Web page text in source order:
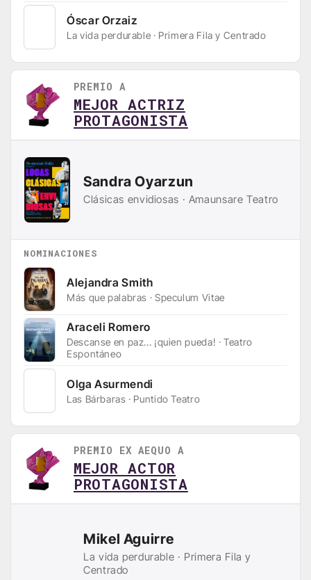
Óscar Orzaiz
La vida perdurable · Primera Fila y Centrado
PREMIO A
MEJOR ACTRIZ
PROTAGONISTA
Sandra Oyarzun
Clásicas envidiosas · Amaunsare Teatro
NOMINACIONES
Alejandra Smith
Más que palabras · Speculum Vitae
Araceli Romero
Descanse en paz... ¡quien pueda! · Teatro
Espontáneo
Olga Asurmendi
Las Bárbaras · Puntido Teatro
PREMIO EX AEQUO A
MEJOR ACTOR
PROTAGONISTA
Mikel Aguirre
La vida perdurable · Primera Fila y
Centrado